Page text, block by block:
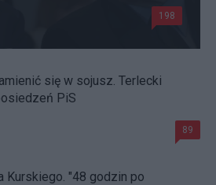
198
się w sojusz. Terlecki
PiS
89
Kurskiego. "48 godzin po